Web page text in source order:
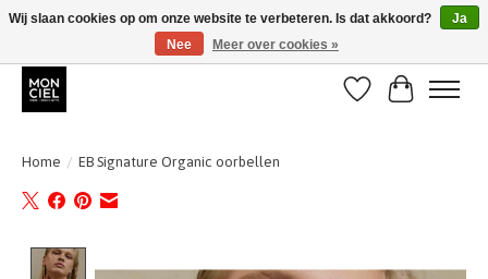
BE + NL : GRATIS VERZENDING van 31/07 t;e.m. 17/8
Verlanglijst
Home / EB Signature Organic oorbellen
Wij slaan cookies op om onze website te verbeteren. Is dat akkoord?
Ja
Nee
Meer over cookies »